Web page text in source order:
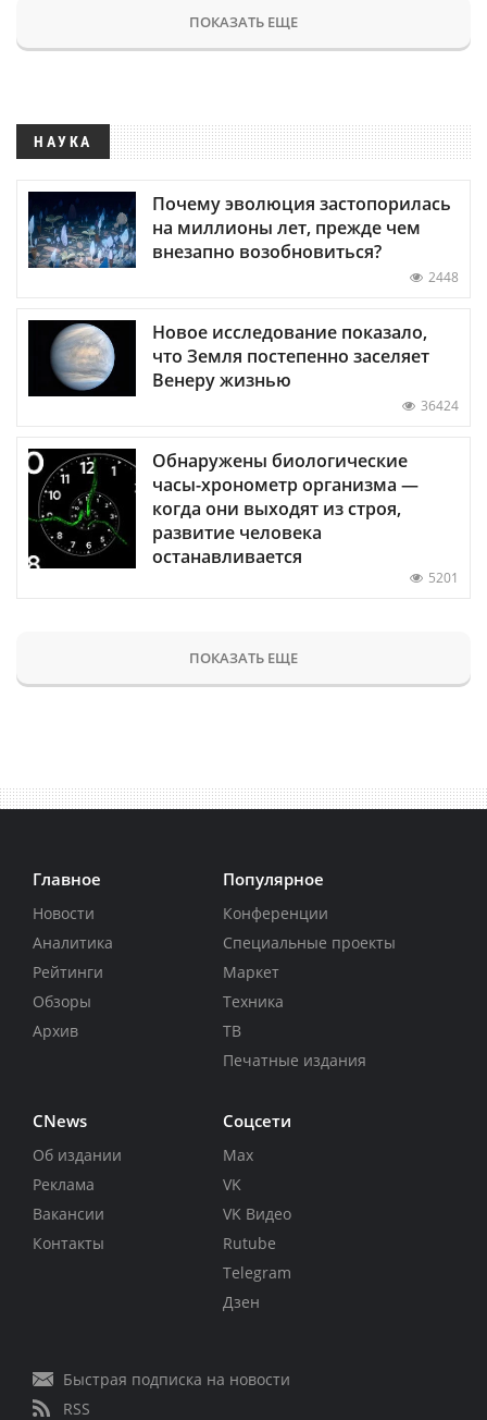
ПОКАЗАТЬ ЕЩЕ
НАУКА
Почему эволюция застопорилась
на миллионы лет, прежде чем
внезапно возобновиться?
2448
Новое исследование показало,
что Земля постепенно заселяет
Венеру жизнью
36424
Обнаружены биологические
часы-хронометр организма —
когда они выходят из строя,
развитие человека
останавливается
5201
ПОКАЗАТЬ ЕЩЕ
Главное
Новости
Аналитика
Рейтинги
Обзоры
Архив
Популярное
Конференции
Специальные проекты
Маркет
Техника
ТВ
Печатные издания
CNews
Об издании
Реклама
Вакансии
Контакты
Соцсети
Max
VK
VK Видео
Rutube
Telegram
Дзен
Быстрая подписка на новости
RSS